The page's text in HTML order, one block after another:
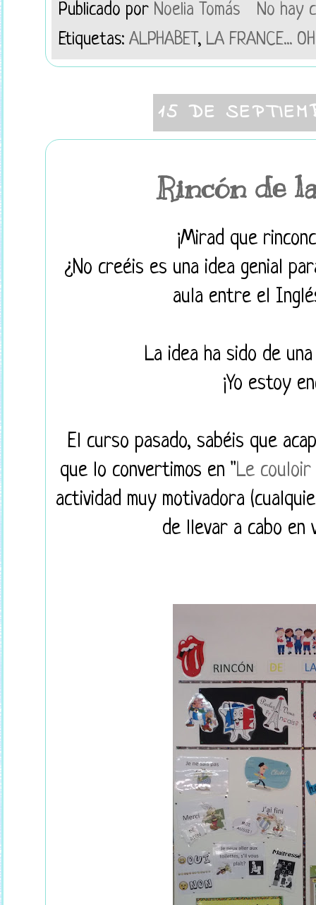
Publicado por Noelia Tomás
No hay
Etiquetas: ALPHABET, LA FRANCE...
15 DE
Rincón de
¡Mirad que
¿No creéis es una idea genial
aula entre el
La idea ha sido de
¡Yo estoy
El curso pasado, sabéis que
que lo convertimos en "Le couloir
actividad muy motivadora
de llevar a cabo en